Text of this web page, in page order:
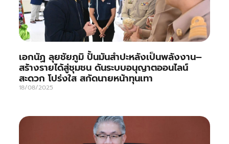
เอกนัฏ ลุยชัยภูมิ ปั้นมันสำปะหลังเป็นพลังงาน–
สร้างรายได้สู่ชุมชน ดันระบบอนุญาตออนไลน์
สะดวก โปร่งใส สกัดนายหน้าทุนเทา
18/08/2025